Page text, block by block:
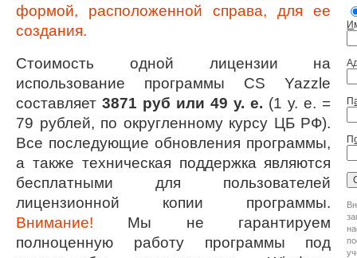
И
А
П
П
формой, расположенной справа, для ее
создания.
Стоимость одной лицензии на
использование программы CS Yazzle
составляет3871 руб или 49 у. е. (1 у. е. =
79 рублей, по округленному курсу ЦБ РФ).
Все последующие обновления программы,
а также техническая поддержка являются
бесплатными для пользователей
лицензионной копии программы.
Внимание! Мы не гарантируем
полноценную работу программы под